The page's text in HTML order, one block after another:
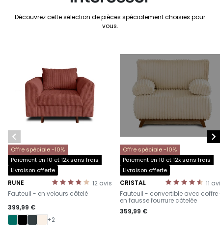
Découvrez cette sélection de pièces spécialement choisies pour
vous.
Offre spéciale -10%
Paiement en 10 et 12x sans frais
Livraison offerte
12 avis
RUNE
-
Fauteuil - en velours côtelé
399,99 €
+2
Offre spéciale -10%
Paiement en 10 et 12x sans frais
Livraison offerte
11
CRISTAL
-
Fauteuil - convertible avec
en fausse fourrure côtelée
359,99 €
 